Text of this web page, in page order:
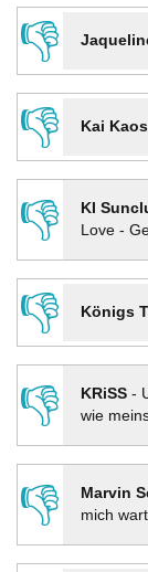
👎
👎
Kai Kaos
👎
KI
Love -
👎
Königs
👎
KRiSS-
wie
👎 Marvin
mich